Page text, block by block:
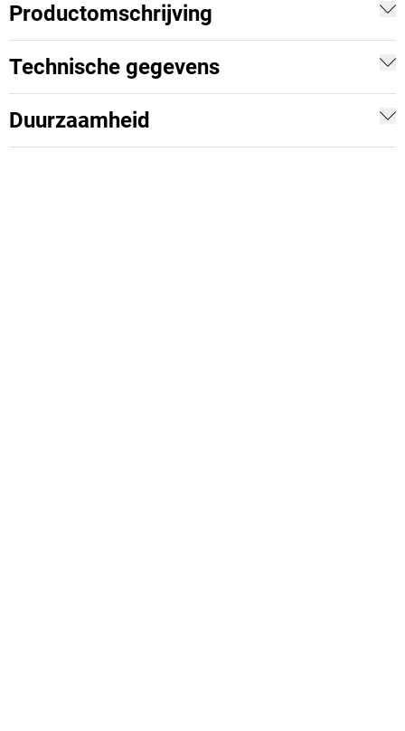
Productomschrijving
Technische gegevens
Duurzaamheid